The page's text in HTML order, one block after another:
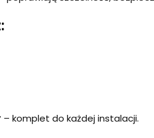
– komplet do każdej instalacji.